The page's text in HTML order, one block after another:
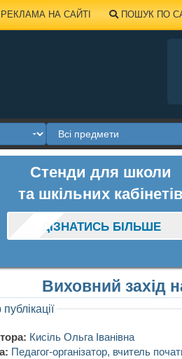
НА САЙТІ ПОШУК ПО
Стенди для школи
та шкільних кабінетів
ДІЗНАТИСЬ БІЛЬШЕ
Виховний захід
Кисіль Ольга Іванівна
Педагог-організатор, вчитель